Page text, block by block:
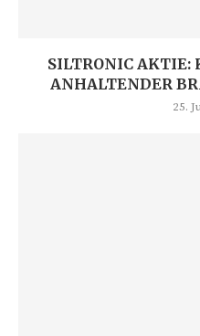
SILTRONIC AKTIE:
ANHALTENDER
25.